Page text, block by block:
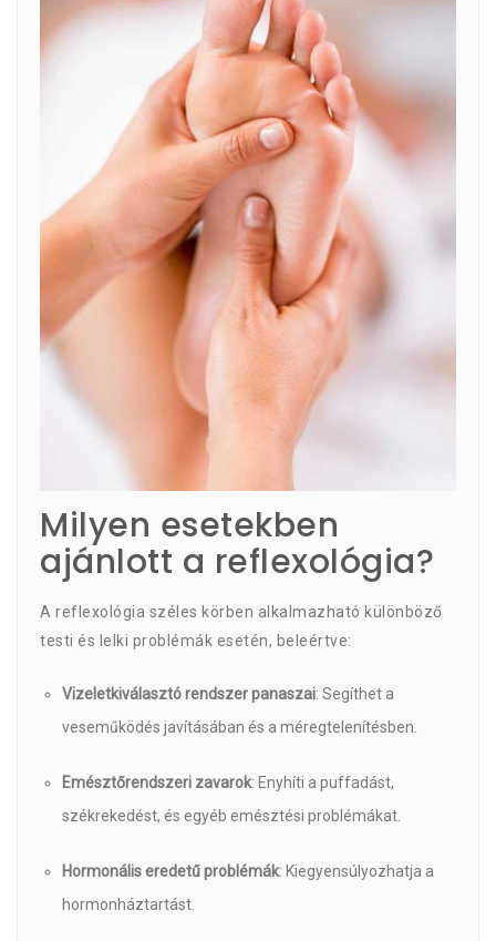
Milyen esetekben
ajánlott a reflexológia?
A reflexológia széles körben alkalmazható különböző
testi és lelki problémák esetén, beleértve:
Vizeletkiválasztó rendszer panaszai: Segíthet a
veseműködés javításában és a méregtelenítésben.
Emésztőrendszeri zavarok: Enyhíti a puffadást,
székrekedést, és egyéb emésztési problémákat.
Hormonális eredetű problémák: Kiegyensúlyozhatja a
hormonháztartást.